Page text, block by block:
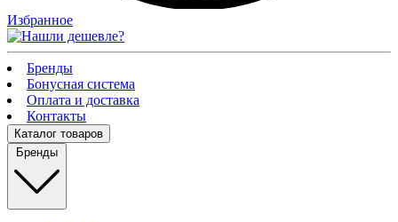
Избранное
Бренды
Бонусная система
Оплата и доставка
Контакты
Каталог товаров
Бренды